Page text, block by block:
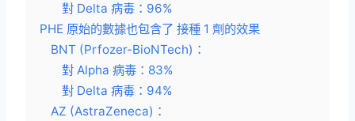
對 Delta 病毒：96%
PHE 原始的數據也包含了 接種 1 劑的效果
BNT (Prfozer-BioNTech)：
對 Alpha 病毒：83%
對 Delta 病毒：94%
AZ (AstraZeneca)：